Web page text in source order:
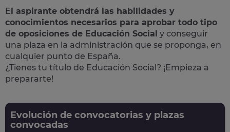
El aspirante obtendrá las habilidades y
conocimientos necesarios para aprobar todo tipo
de oposiciones de Educación Social y conseguir
una plaza en la administración que se proponga, en
cualquier punto de España.
¿Tienes tu título de Educación Social? ¡Empieza a
prepararte!
Evolución de convocatorias y plazas
convocadas